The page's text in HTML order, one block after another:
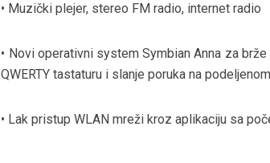
• Muzički plejer, stereo FM radio, internet radio
• Novi operativni system Symbian Anna za
QWERTY tastaturu i slanje poruka na
• Lak pristup WLAN mreži kroz aplikaciju sa